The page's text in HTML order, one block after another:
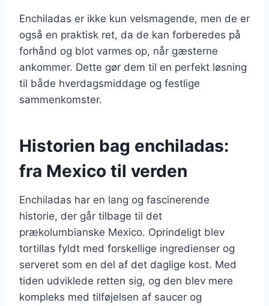
Enchiladas er ikke kun velsmagende, men de er
også en praktisk ret, da de kan forberedes på
forhånd og blot varmes op, når gæsterne
ankommer. Dette gør dem til en perfekt løsning
til både hverdagsmiddage og festlige
sammenkomster.
Historien bag enchiladas:
fra Mexico til verden
Enchiladas har en lang og fascinerende
historie, der går tilbage til det
prækolumbianske Mexico. Oprindeligt blev
tortillas fyldt med forskellige ingredienser og
serveret som en del af det daglige kost. Med
tiden udviklede retten sig, og den blev mere
kompleks med tilføjelsen af saucer og